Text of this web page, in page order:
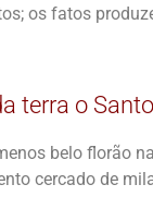
os fatos
terra o
belo florão
cercado de